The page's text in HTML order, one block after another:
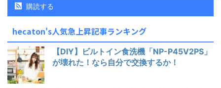
購読する
hecaton's人気急上昇記事ランキング
【DIY】ビルトイン食洗機「NP-P45V2PS」
が壊れた！なら自分で交換するか！